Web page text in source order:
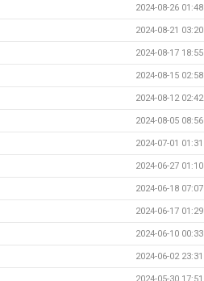
2024-08-26 01:48
2024-08-21 03:20
2024-08-17 18:55
2024-08-15 02:58
2024-08-12 02:42
2024-08-05 08:56
2024-07-01 01:31
2024-06-27 01:10
2024-06-18 07:07
2024-06-17 01:29
2024-06-10 00:33
2024-06-02 23:31